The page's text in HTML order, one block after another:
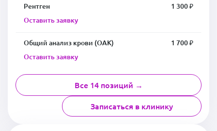
Рентген
1 300 ₽
Оставить заявку
Общий анализ крови (ОАК)
1 700 ₽
Оставить заявку
Все 14 позиций →
Записаться в клинику